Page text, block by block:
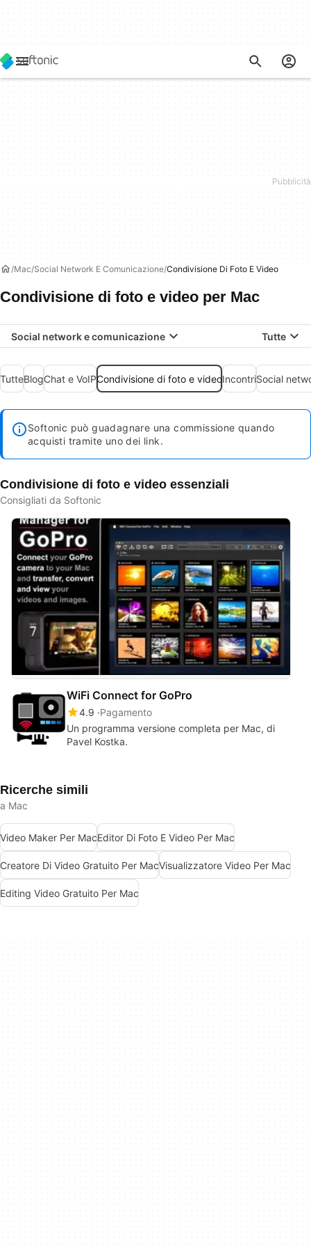
Mac Social Network E Comunicazione Condivisione Di Foto E Video
Condivisione di foto e video per Mac
Social network e comunicazione Tutte
TutteBlogChat e VoIPCondivisione di foto e videoIncontriSocial
Softonic può guadagnare una commissione quando
acquisti tramite uno dei link.
Condivisione di foto e video essenziali
Consigliati da Softonic
WiFi Connect for GoPro
4.9 Pagamento
Un programma versione completa per Mac, di
Pavel Kostka.
Ricerche simili
a Mac
Video Maker Per MacEditor Di Foto E Video Per Mac
Creatore Di Video Gratuito Per MacVisualizzatore Video Per Mac
Editing Video Gratuito Per Mac